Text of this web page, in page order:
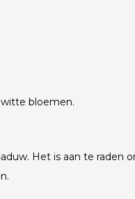
bloemen.
Het is aan te